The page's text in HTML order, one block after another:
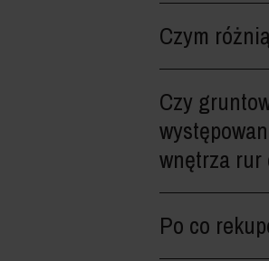
Czym
Czy
wnętrza rur
Po co